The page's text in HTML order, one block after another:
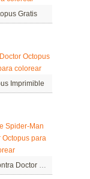
Gratis
Imprimible
Spider-Man contra Doctor Octopus